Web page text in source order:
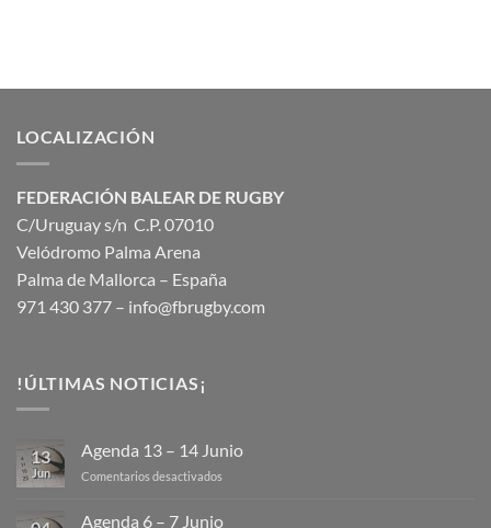
LOCALIZACIÓN
FEDERACIÓN BALEAR DE RUGBY
C/Uruguay s/n C.P. 07010
Velódromo Palma Arena
Palma de Mallorca – España
971 430 377 – info@fbrugby.com
!ÚLTIMAS NOTICIAS¡
13
Jun
Agenda 13 – 14 Junio
Comentarios desactivados
Agenda 6 – 7 Junio